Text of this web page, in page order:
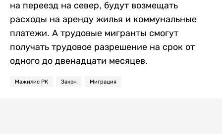
на переезд на север, будут возмещать
расходы на аренду жилья и коммунальные
платежи. А трудовые мигранты смогут
получать трудовое разрешение на срок от
одного до двенадцати месяцев.
Мажилис РК Закон Миграция